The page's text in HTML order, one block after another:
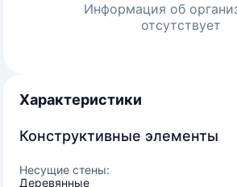
Информация об
отсутствует
Характеристики
Конструктивные элементы
Несущие стены:
Деревянные